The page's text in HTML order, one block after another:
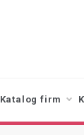
Katalog firm